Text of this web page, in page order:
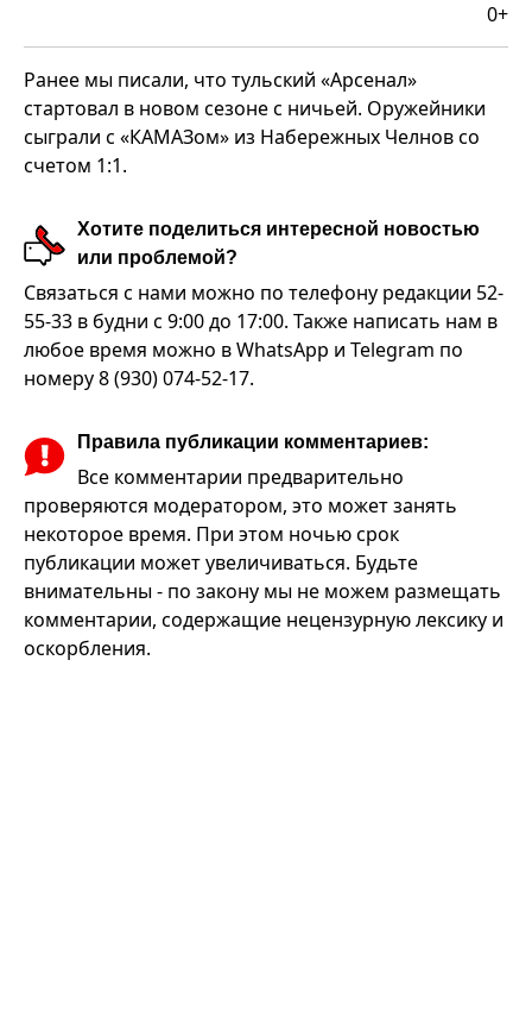
0+
Ранее мы писали, что тульский «Арсенал»
стартовал в новом сезоне с ничьей. Оружейники
сыграли с «КАМАЗом» из Набережных Челнов со
счетом 1:1.
Хотите поделиться интересной новостью
или проблемой?
Связаться с нами можно по телефону редакции 52-
55-33 в будни с 9:00 до 17:00. Также написать нам в
любое время можно в WhatsApp и Telegram по
номеру 8 (930) 074-52-17.
Правила публикации комментариев:
Все комментарии предварительно
проверяются модератором, это может занять
некоторое время. При этом ночью срок
публикации может увеличиваться. Будьте
внимательны - по закону мы не можем размещать
комментарии, содержащие нецензурную лексику и
оскорбления.